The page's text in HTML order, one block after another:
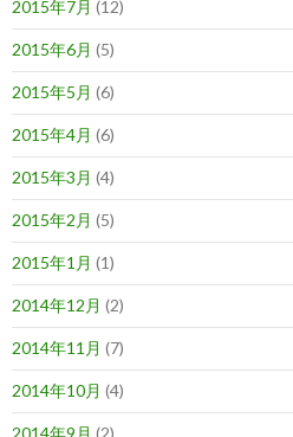
2015年7月 (12)
2015年6月 (5)
2015年5月 (6)
2015年4月 (6)
2015年3月 (4)
2015年2月 (5)
2015年1月 (1)
2014年12月 (2)
2014年11月 (7)
2014年10月 (4)
2014年9月 (2)